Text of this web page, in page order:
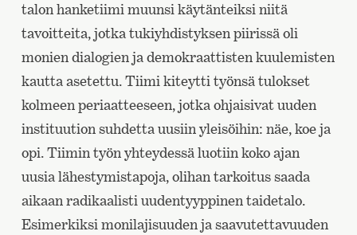
talon hanketiimi muunsi käytänteiksi niitä
tavoitteita, jotka tukiyhdistyksen piirissä oli
monien dialogien ja demokraattisten kuulemisten
kautta asetettu. Tiimi kiteytti työnsä tulokset
kolmeen periaatteeseen, jotka ohjaisivat uuden
instituution suhdetta uusiin yleisöihin: näe, koe ja
opi. Tiimin työn yhteydessä luotiin koko ajan
uusia lähestymistapoja, olihan tarkoitus saada
aikaan radikaalisti uudentyyppinen taidetalo.
Esimerkiksi monilajisuuden ja saavutettavuuden